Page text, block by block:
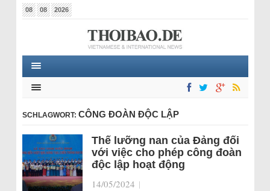
08 08 2026
SCHLAGWORT: CÔNG ĐOÀN ĐỘC LẬP
Thế lưỡng nan của Đảng đối
với việc cho phép công đoàn
độc lập hoạt động
14/05/2024 |